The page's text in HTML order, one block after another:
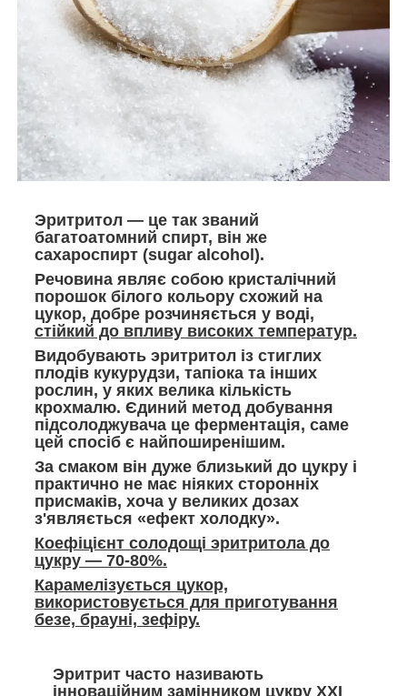
Эритритол — це так званий
багатоатомний спирт, він же
сахароспирт (sugar alcohol).
Речовина являє собою кристалічний
порошок білого кольору схожий на
цукор, добре розчиняється у воді,
стійкий до впливу високих температур.
Видобувають эритритол із стиглих
плодів кукурудзи, тапіока та інших
рослин, у яких велика кількість
крохмалю. Єдиний метод добування
підсолоджувача це ферментація, саме
цей спосіб є найпоширенішим.
За смаком він дуже близький до цукру і
практично не має ніяких сторонніх
присмаків, хоча у великих дозах
з'являється «ефект холодку».
Коефіцієнт солодощі эритритола до
цукру — 70-80%.
Карамелізується цукор,
використовується для приготування
безе, брауні, зефіру.
Эритрит часто називають
інноваційним замінником цукру XXI